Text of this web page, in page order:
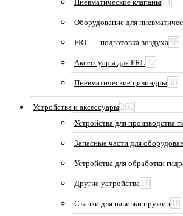
Пневматические клапаны
Оборудование для
FRL — подготовка воздуха88
Аксессуары для FRL22
Пневматические цилиндры38
Устройства и аксессуары262
Устройства для производства
Запасные части для
Устройства для обработки
Другие устройства 10
Станки для навивки пружин 18